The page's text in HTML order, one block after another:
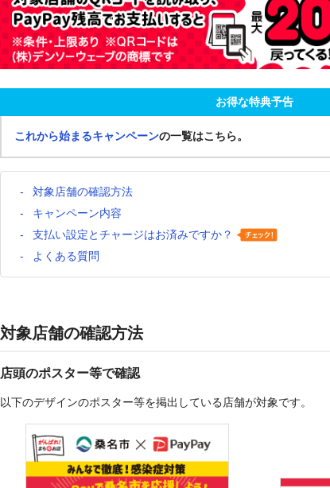
お得な特典予告
これから始まるキャンペーンの一覧はこちら。
対象店舗の確認方法
キャンペーン内容
支払い設定とチャージはお済みですか？
よくある質問
対象店舗の確認方法
店頭のポスター等で確認
以下のデザインのポスター等を掲出している店舗が対象です。